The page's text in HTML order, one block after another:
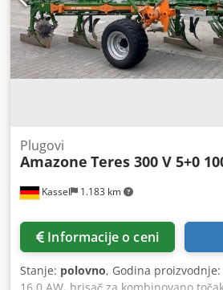
Kassel 1.183 km
Plugovi
Amazone Teres 300 V 5+0
Informacije o ceni
Stanje: polovno, Godina proizvodnje: